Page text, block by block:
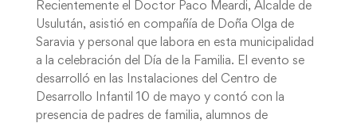
Recientemente el Doctor Paco Meardi, Alcalde de
Usulután, asistió en compañía de Doña Olga de
Saravia y personal que labora en esta municipalidad
a la celebración del Día de la Familia. El evento se
desarrolló en las Instalaciones del Centro de
Desarrollo Infantil 10 de mayo y contó con la
presencia de padres de familia, alumnos de